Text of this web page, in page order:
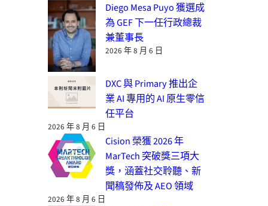
Diego Mesa Puyo 獲選成
為 GEF 下一任行政總裁
兼董事長
2026 年 8 月 6 日
DXC 與 Primary 推出企
業 AI 專用的 AI 原生零信
任平台
2026 年 8 月 6 日
Cision 榮獲 2026 年
MarTech 突破獎三項大
獎，涵蓋社交聆聽、新
聞稿發佈及 AEO 領域
2026 年 8 月 6 日